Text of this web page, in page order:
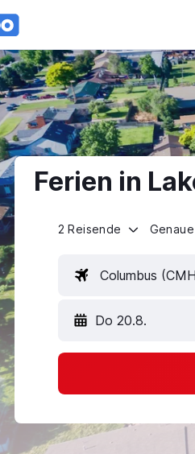
Ferien in
2 Reisende
Columbus
Do 20.8.